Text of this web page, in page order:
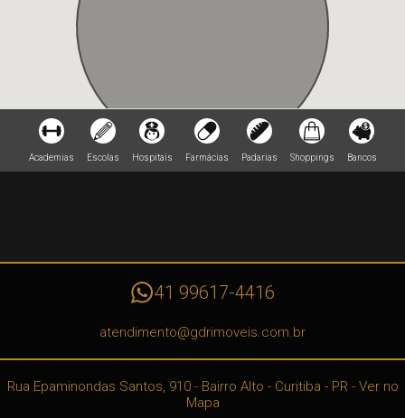
Academias Escolas Hospitais Farmácias Padarias Shoppings Bancos
41 99617-4416
atendimento@gdrimoveis.com.br
Rua Epaminondas Santos, 910 - Bairro Alto - Curitiba - PR- Ver no
Mapa